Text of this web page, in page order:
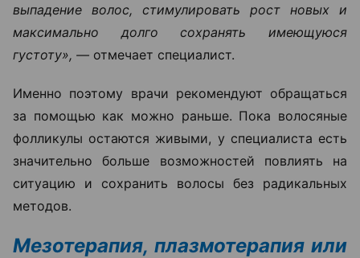
выпадение волос, стимулировать рост новых и
максимально долго сохранять имеющуюся
густоту», — отмечает специалист.
Именно поэтому врачи рекомендуют обращаться
за помощью как можно раньше. Пока волосяные
фолликулы остаются живыми, у специалиста есть
значительно больше возможностей повлиять на
ситуацию и сохранить волосы без радикальных
методов.
Мезотерапия, плазмотерапия или